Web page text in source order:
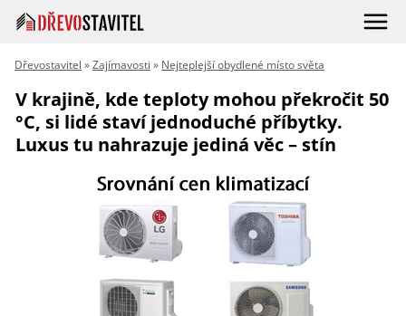
Dřevostavitel »Zajímavosti » Nejteplejší obydlené místo světa
V krajině, kde teploty mohou překročit 50
°C, si lidé staví jednoduché příbytky.
Luxus tu nahrazuje jediná věc – stín